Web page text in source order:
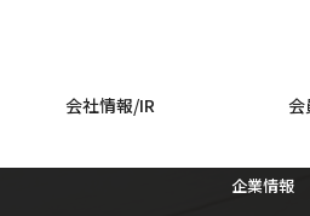
会社情報/IR 会
企業情報